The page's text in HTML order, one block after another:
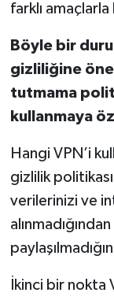
farklı
Böyle bir
gizliliğine
tutmama
kullanmaya
Hangi VPN’i
gizlilik
verilerinizi ve
İkinci bir nokta